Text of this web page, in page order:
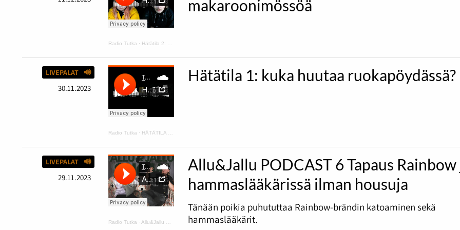
Radio Tutka · Hätätila 2: kurpitsakeittoa ja makaroonimössöä
makaroonimössöä
LIVEPALAT
30.11.2023
Radio Tutka · HÄTÄTILA podcast 1
Hätätila 1: kuka huutaa ruokapöydässä?
LIVEPALAT
29.11.2023
Radio Tutka · Allu&Jallu PODCAST 6 Tapaus Rainbow ja hammaslääkärissä ilman housuja
Allu&Jallu PODCAST 6 Tapaus Rainbow
hammaslääkärissä ilman housuja
Tänään poikia puhututtaa Rainbow-brändin katoaminen sekä
hammaslääkärit.